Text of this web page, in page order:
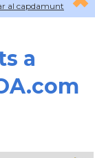
al capdamunt
a